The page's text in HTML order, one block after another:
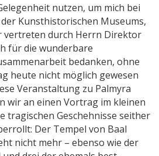
nutzen, um mich bei
Kunsthistorischen Museums,
vertreten durch Herrn Direktor
für die wunderbare
bedanken, ohne
heute nicht möglich gewesen
Veranstaltung zu Palmyra
wir an einen Vortrag im kleinen
tragischen Geschehnisse seither
Der Tempel von Baal
nicht mehr – ebenso wie der